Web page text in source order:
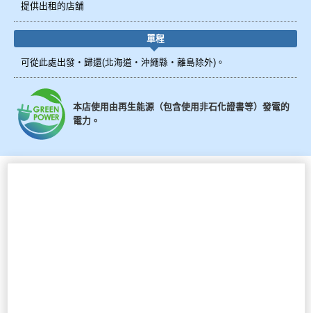
提供出租的店舖
單程
可從此處出發・歸還(北海道・沖繩縣・離島除外)。
本店使用由再生能源（包含使用非石化證書等）發電的
電力。